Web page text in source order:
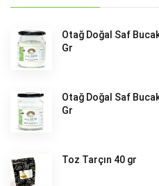
Otağ Doğal Saf
Gr
Otağ Doğal Saf
Gr
Toz Tarçın 40 gr